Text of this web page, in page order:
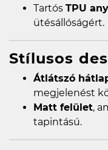
Tartós TPU
ütésállóságért.
Stílusos
Átlátszó
megjelenést
Matt felület,
tapintású.